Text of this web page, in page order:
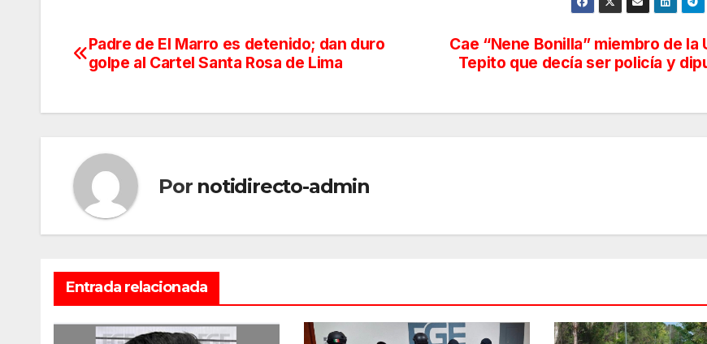
Navegación
entradas
Cae “Nene Bonilla” miembro de la
Tepito que decía ser policía y
Padre de El Marro es detenido; dan duro
golpe al Cartel Santa Rosa de Lima
Por notidirecto-admin
Entrada relacionada